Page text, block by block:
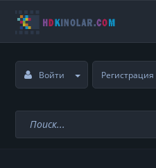
Войти Регистрация